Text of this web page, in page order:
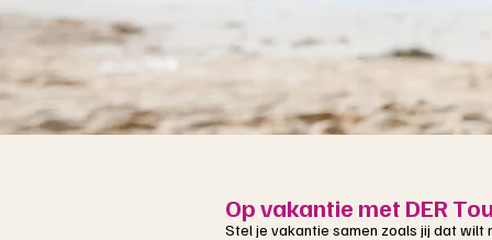
Op vakantie met DER
Stel je vakantie samen zoals jij dat wilt